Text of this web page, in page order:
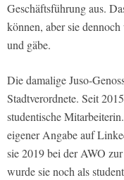
Geschäftsführung aus.
können, aber sie
und gäbe.
Die damalige Juso-
Stadtverordnete. Seit
studentische
eigener Angabe auf
sie 2019 bei der AWO
wurde sie noch als